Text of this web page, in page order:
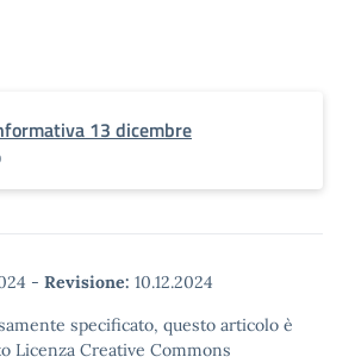
13 dicembre
- Revisione: 10.12.2024
specificato, questo articolo è
Licenza Creative Commons